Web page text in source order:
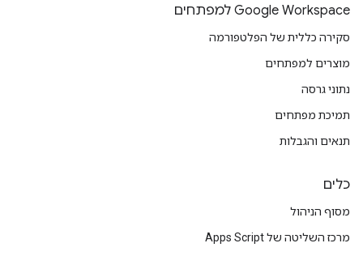
Google Workspace למפתחים
סקירה כללית של הפלטפורמה
מוצרים למפתחים
נתוני גרסה
תמיכת מפתחים
תנאים והגבלות
כלים
מסוף הניהול
מרכז השליטה של Apps Script